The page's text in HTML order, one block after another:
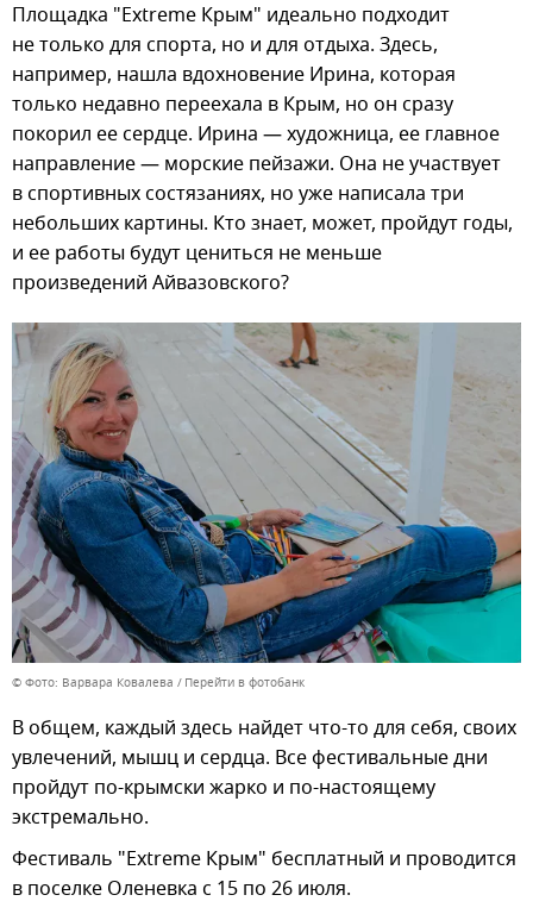
Площадка "Extreme Крым" идеально подходит
не только для спорта, но и для отдыха. Здесь,
например, нашла вдохновение Ирина, которая
только недавно переехала в Крым, но он сразу
покорил ее сердце. Ирина — художница, ее главное
направление — морские пейзажи. Она не участвует
в спортивных состязаниях, но уже написала три
небольших картины. Кто знает, может, пройдут годы,
и ее работы будут цениться не меньше
произведений Айвазовского?
© Фото: Варвара Ковалева Перейти в фотобанк
В общем, каждый здесь найдет что-то для себя, своих
увлечений, мышц и сердца. Все фестивальные дни
пройдут по-крымски жарко и по-настоящему
экстремально.
Фестиваль "Extreme Крым" бесплатный и проводится
в поселке Оленевка с 15 по 26 июля.